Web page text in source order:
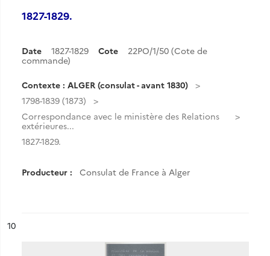
1827-1829.
Date 1827-1829 Cote
22PO/1/50 (Cote de
commande)
Contexte : ALGER (consulat - avant 1830)
1798-1839 (1873)
Correspondance avec le ministère des Relations
extérieures...
1827-1829.
Producteur : Consulat de France à Alger
n°
10